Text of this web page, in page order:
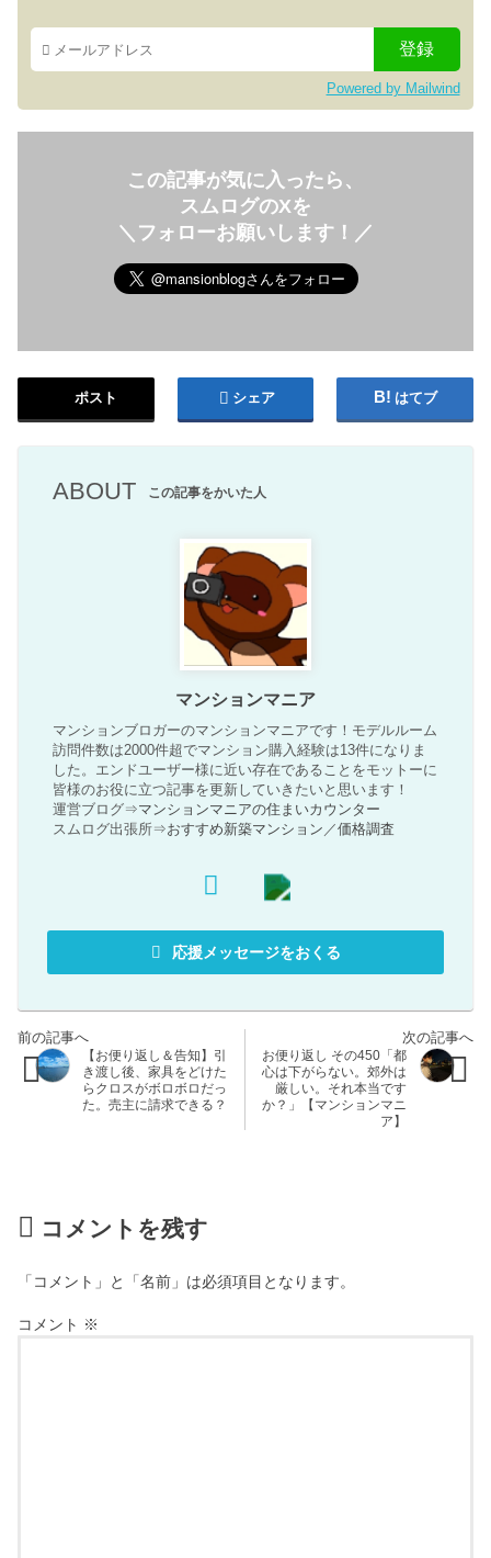
Powered by Mailwind
この記事が気に入ったら、
スムログのXを
＼フォローお願いします！／
ポスト シェア はてブ
ABOUT この記事をかいた人
マンションマニア
マンションブロガーのマンションマニアです！モデルルーム
訪問件数は2000件超でマンション購入経験は13件になりま
した。エンドユーザー様に近い存在であることをモットーに
皆様のお役に立つ記事を更新していきたいと思います！
運営ブログ⇒マンションマニアの住まいカウンター
スムログ出張所⇒おすすめ新築マンション ／価格調査
応援メッセージをおくる
【お便り返し＆告知】引
き渡し後、家具をどけた
らクロスがボロボロだっ
た。売主に請求できる？
お便り返し その450「都
心は下がらない。郊外は
厳しい。それ本当です
か？」【マンションマニ
ア】
コメントを残す
「コメント」と「名前」は必須項目となります。
コメント ※